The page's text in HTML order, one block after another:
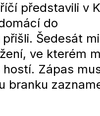
představili v
do
Šedesát
ve kterém
Zápas
branku